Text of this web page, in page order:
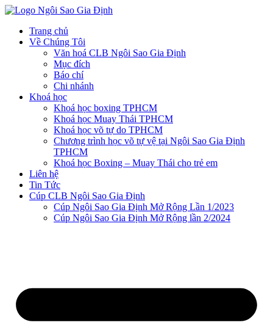
Trang chủ
Về Chúng Tôi
Văn hoá CLB Ngôi Sao Gia Định
Mục đích
Báo chí
Chi nhánh
Khoá học
Khoá học boxing TPHCM
Khoá học Muay Thái TPHCM
Khoá học võ tự do TPHCM
Chương trình học võ tự vệ tại Ngôi Sao Gia Định
TPHCM
Khoá học Boxing – Muay Thái cho trẻ em
Liên hệ
Tin Tức
Cúp CLB Ngôi Sao Gia Định
Cúp Ngôi Sao Gia Định Mở Rộng Lần 1/2023
Cúp Ngôi Sao Gia Định Mở Rộng lần 2/2024